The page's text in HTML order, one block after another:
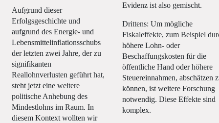
Aufgrund dieser
Erfolgsgeschichte und
aufgrund des Energie- und
Lebensmittelinflationsschubs
der letzten zwei Jahre, der zu
signifikanten
Reallohnverlusten geführt hat,
steht jetzt eine weitere
politische Anhebung des
Mindestlohns im Raum. In
diesem Kontext wollten wir
Evidenz ist also gemischt.
Drittens: Um mögliche
Fiskaleffekte, zum Beispiel
höhere Lohn- oder
Beschaffungskosten für die
öffentliche Hand oder höhere
Steuereinnahmen, abschätzen
können, ist weitere Forschung
notwendig. Diese Effekte sind
komplex.